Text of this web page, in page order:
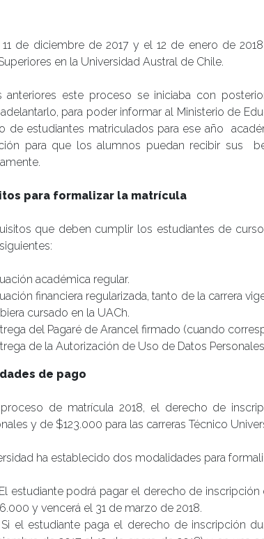
11 de diciembre de 2017 y el 12 de enero de
en la Universidad Austral de Chile.
anteriores este proceso se iniciaba con
para poder informar al Ministerio de
de estudiantes matriculados para ese año
para que los alumnos puedan recibir sus
para formalizar la matrícula
que deben cumplir los estudiantes de
académica regular.
financiera regularizada, tanto de la carrera
cursado en la UACh.
del Pagaré de Arancel firmado (cuando
de la Autorización de Uso de Datos
de pago
de matrícula 2018, el derecho de
y de $123.000 para las carreras Técnico
ha establecido dos modalidades para
estudiante podrá pagar el derecho de
y vencerá el 31 de marzo de 2018.
el estudiante paga el derecho de inscripción